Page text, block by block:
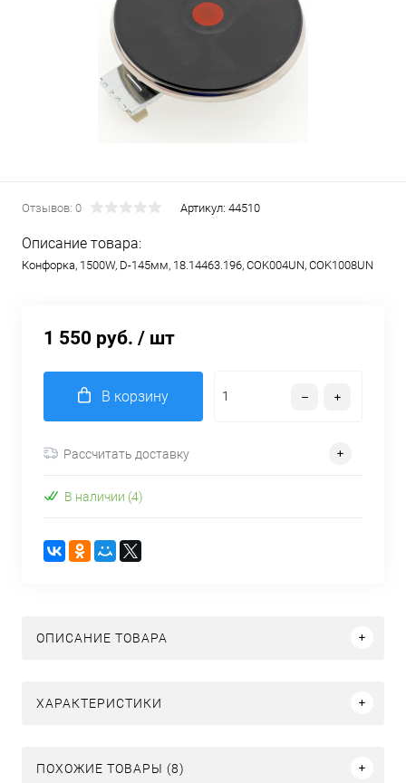
Отзывов: 0 Артикул: 44510
Описание товара:
Конфорка, 1500W, D-145мм, 18.14463.196, COK004UN, COK1008UN
1 550 руб. / шт
В корзину
Рассчитать доставку
В наличии (4)
ОПИСАНИЕ ТОВАРА
ХАРАКТЕРИСТИКИ
ПОХОЖИЕ ТОВАРЫ (8)